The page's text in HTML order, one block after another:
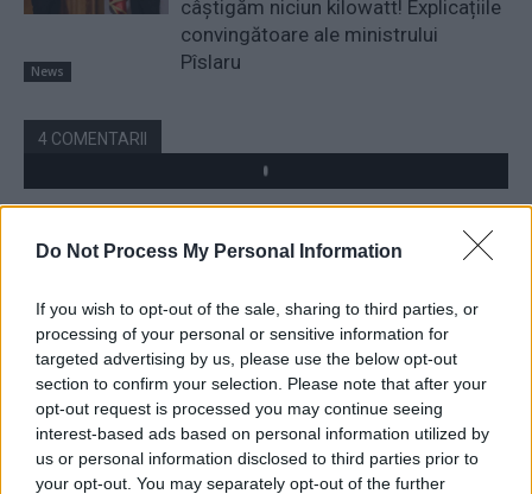
Do Not Process My Personal Information
If you wish to opt-out of the sale, sharing to third parties, or
processing of your personal or sensitive information for
targeted advertising by us, please use the below opt-out
section to confirm your selection. Please note that after your
opt-out request is processed you may continue seeing
interest-based ads based on personal information utilized by
us or personal information disclosed to third parties prior to
your opt-out. You may separately opt-out of the further
News
câștigăm niciun kilowatt! Explicațiile
convingătoare ale ministrului
Pîslaru
4 COMENTARII